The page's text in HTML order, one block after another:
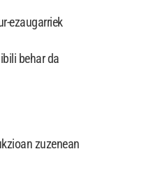
ezaugarriek
behar da
zuzenean